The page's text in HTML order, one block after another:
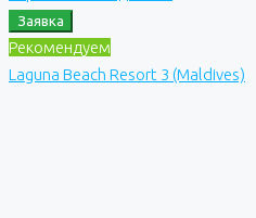
Заявка
Рекомендуем
Laguna Beach Resort 3 (Maldives)